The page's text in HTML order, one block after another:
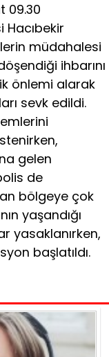
09.30
Hacıbekir
müdahalesi
ihbarını
önlemi alarak
sevk edildi.
gelen
de
bölgeye çok
yaşandığı
yasaklanırken,
başlatıldı.